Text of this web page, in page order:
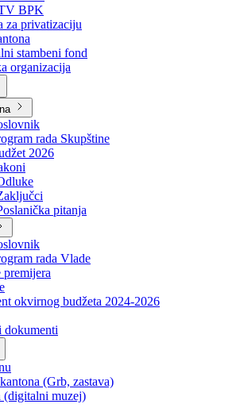
za šumarstvo
šume
BPK
za privatizaciju
stambeni fond
organizacija
rada Skupštine
2026
pitanja
rada Vlade
okvirnog budžeta 2024-2026